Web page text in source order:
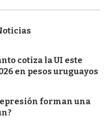
cotiza la UI este
en pesos uruguayos
forman una